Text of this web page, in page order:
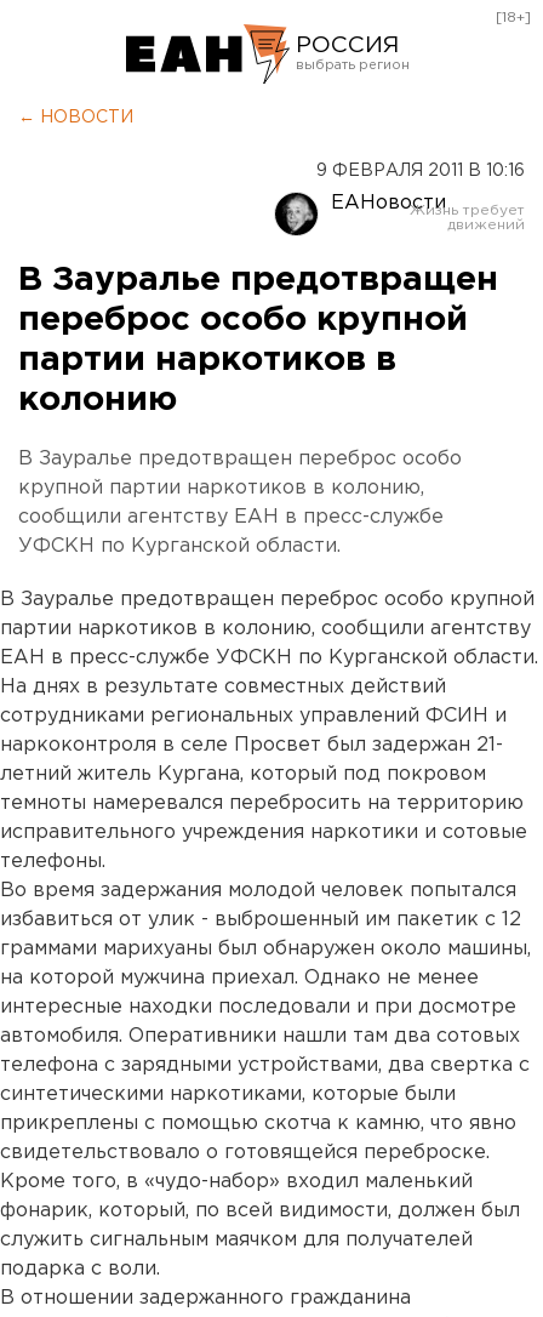
РОССИЯ
Оренбург
[18+]
← НОВОСТИ
9 ФЕВРАЛЯ 2011 В 10:16
ЕАНовости
В Зауралье предотвращен
переброс особо крупной
партии наркотиков в
колонию
В Зауралье предотвращен переброс особо
крупной партии наркотиков в колонию,
сообщили агентству ЕАН в пресс-службе
УФСКН по Курганской области.
В Зауралье предотвращен переброс особо крупной
партии наркотиков в колонию, сообщили агентству
ЕАН в пресс-службе УФСКН по Курганской области.
На днях в результате совместных действий
сотрудниками региональных управлений ФСИН и
наркоконтроля в селе Просвет был задержан 21-
летний житель Кургана, который под покровом
темноты намеревался перебросить на территорию
исправительного учреждения наркотики и сотовые
телефоны.
Во время задержания молодой человек попытался
избавиться от улик - выброшенный им пакетик с 12
граммами марихуаны был обнаружен около машины,
на которой мужчина приехал. Однако не менее
интересные находки последовали и при досмотре
автомобиля. Оперативники нашли там два сотовых
телефона с зарядными устройствами, два свертка с
синтетическими наркотиками, которые были
прикреплены с помощью скотча к камню, что явно
свидетельствовало о готовящейся переброске.
Кроме того, в «чудо-набор» входил маленький
фонарик, который, по всей видимости, должен был
служить сигнальным маячком для получателей
подарка с воли.
В отношении задержанного гражданина